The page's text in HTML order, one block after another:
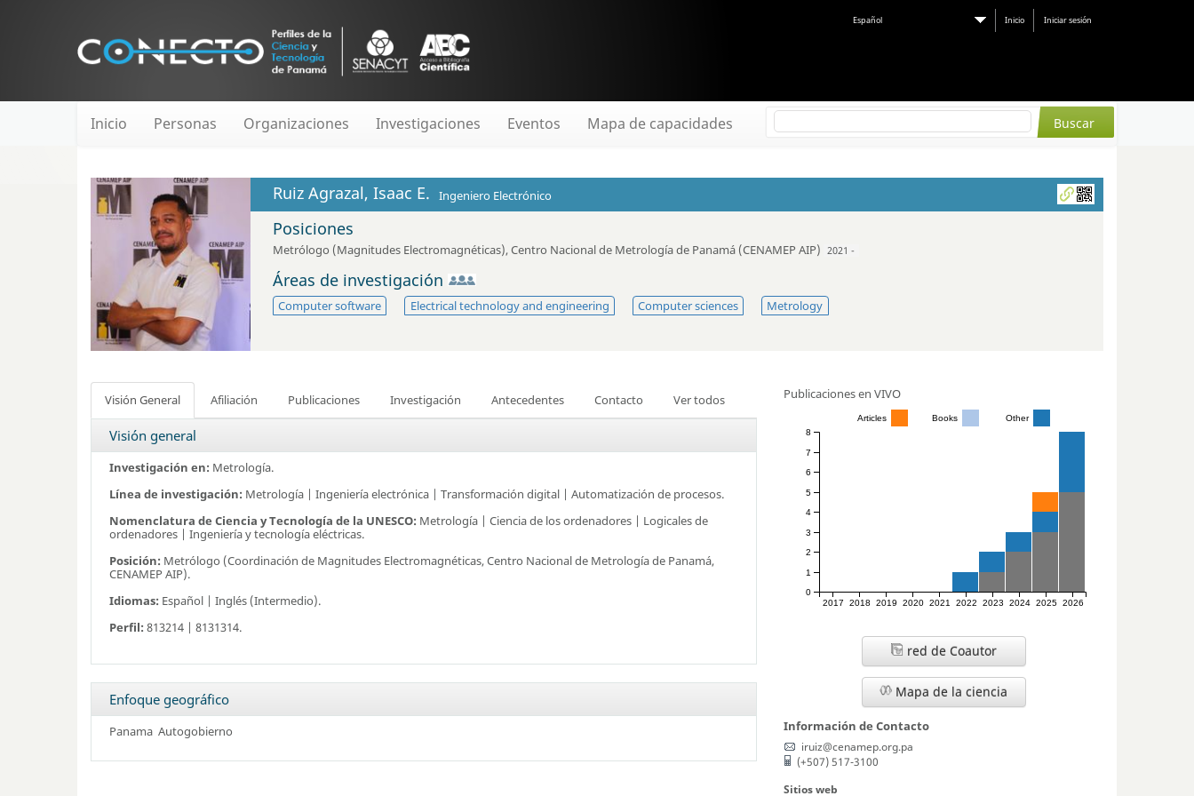
Español Inicio Iniciar sesión
Inicio Personas Organizaciones Investigaciones Eventos Mapa de capacidades
Ruiz Agrazal, Isaac E. Ingeniero Electrónico
Posiciones
Metrólogo (Magnitudes Electromagnéticas),Centro Nacional de Metrología de Panamá (CENAMEP AIP) 2021 -
Áreas de investigación
Computer software Electrical technology and engineering Computer sciences Metrology
Visión General Afiliación Publicaciones Investigación Antecedentes Contacto Ver todos
Visión general
Investigación en: Metrología.
Línea de investigación: Metrología | Ingeniería electrónica | Transformación digital | Automatización de procesos.
Nomenclatura de Ciencia y Tecnología de la UNESCO: Metrología | Ciencia de los ordenadores | Logicales de
ordenadores | Ingeniería y tecnología eléctricas.
Posición: Metrólogo (Coordinación de Magnitudes Electromagnéticas, Centro Nacional de Metrología de Panamá,
CENAMEP AIP).
Idiomas: Español | Inglés (Intermedio).
Perfil: 813214 | 8131314.
Enfoque geográfico
Panama Autogobierno
Publicaciones en VIVO
2017 2018 2019 2020 2021 2022 2023 2024 2025 2026
0
1
2
3
4
5
6
7
8
Articles Books Other
red de Coautor
Mapa de la ciencia
Información de Contacto
iruiz@cenamep.org.pa
(+507) 517-3100
Sitios web